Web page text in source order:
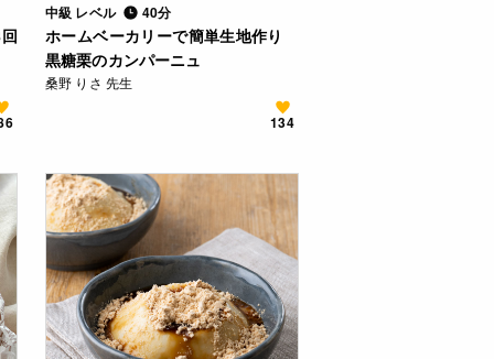
中級 レベル 40分
ホームベーカリーで簡単生地作り
黒糖栗のカンパーニュ
桑野 りさ 先生
134